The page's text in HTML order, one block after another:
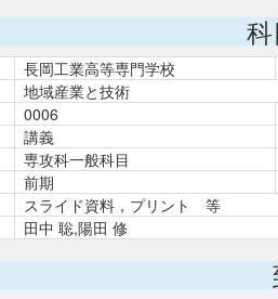
長岡工業高等専門学校
地域産業と技術
0006
講義
専攻科一般科目
前期
スライド資料，プリント 等
田中 聡,陽田 修